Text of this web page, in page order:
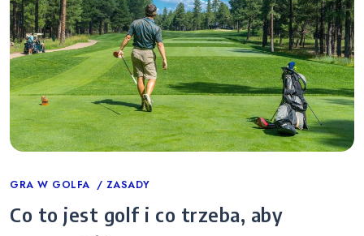
Categories
GRA W GOLFA ZASADY
Co to jest golf i co trzeba, aby